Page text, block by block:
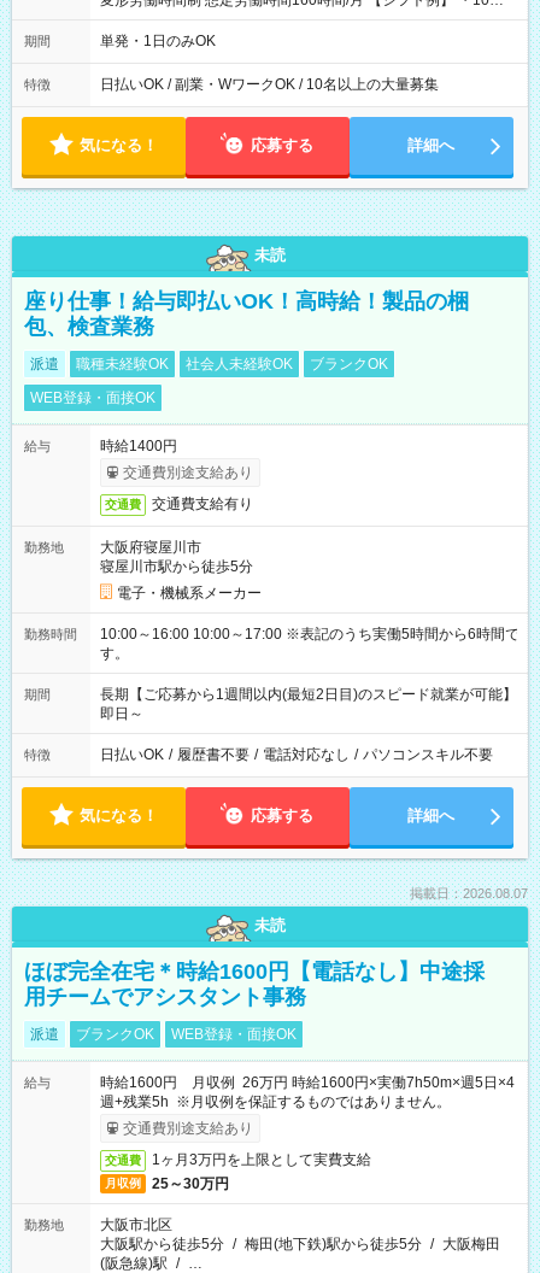
00～20：00
期間 単発・1日のみOK
特徴 日払いOK / 副業・WワークOK / 10名以上の大量募集
気になる！ 応募する 詳細へ
未読
座り仕事！給与即払いOK！高時給！製品の梱
包、検査業務
派遣 職種未経験OK 社会人未経験OK
ブランクOK
WEB登録・面接OK
給与
時給1400円
交通費別途支給あり
交通費 交通費支給有り
勤務地
大阪府寝屋川市
寝屋川市駅から徒歩5分
電子・機械系メーカー
勤務時間
10:00～16:00 10:00～17:00 ※表記のうち実働5時間から6時間で
す。
期間
長期【ご応募から1週間以内(最短2日目)のスピード就業が可能】
即日～
特徴 日払いOK / 履歴書不要 / 電話対応なし / パソコンスキル不要
気になる！ 応募する 詳細へ
掲載日：2026.08.07
未読
ほぼ完全在宅＊時給1600円【電話なし】中途採
用チームでアシスタント事務
派遣 ブランクOK WEB登録・面接OK
給与
時給1600円 月収例 26万円 時給1600円×実働7h50m×週5日×4
週+残業5h ※月収例を保証するものではありません。
交通費別途支給あり
交通費 1ヶ月3万円を上限として実費支給
月収例 25～30万円
勤務地
大阪市北区
大阪駅から徒歩5分 / 梅田(地下鉄)駅から徒歩5分 / 大阪梅田
(阪急線)駅 / …